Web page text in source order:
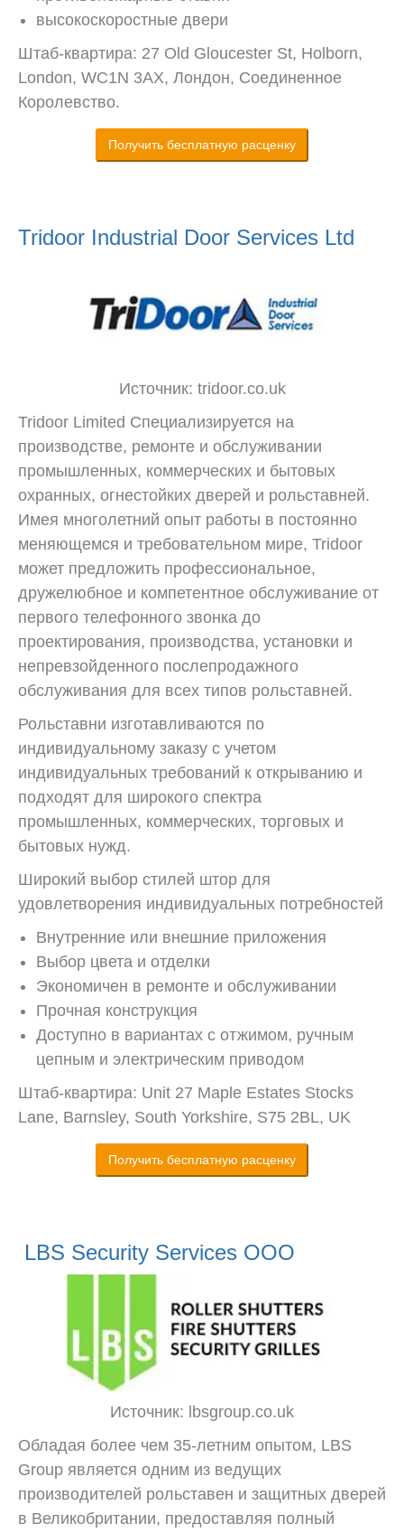
высокоскоростные двери
Штаб-квартира: 27 Old Gloucester St, Holborn,
London, WC1N 3AX, Лондон, Соединенное
Королевство.
Получить бесплатную расценку
Tridoor Industrial Door Services Ltd
Источник: tridoor.co.uk
Tridoor Limited Специализируется на
производстве, ремонте и обслуживании
промышленных, коммерческих и бытовых
охранных, огнестойких дверей и рольставней.
Имея многолетний опыт работы в постоянно
меняющемся и требовательном мире, Tridoor
может предложить профессиональное,
дружелюбное и компетентное обслуживание от
первого телефонного звонка до
проектирования, производства, установки и
непревзойденного послепродажного
обслуживания для всех типов рольставней.
Рольставни изготавливаются по
индивидуальному заказу с учетом
индивидуальных требований к открыванию и
подходят для широкого спектра
промышленных, коммерческих, торговых и
бытовых нужд.
Широкий выбор стилей штор для
удовлетворения индивидуальных потребностей
Внутренние или внешние приложения
Выбор цвета и отделки
Экономичен в ремонте и обслуживании
Прочная конструкция
Доступно в вариантах с отжимом, ручным
цепным и электрическим приводом
Штаб-квартира: Unit 27 Maple Estates Stocks
Lane, Barnsley, South Yorkshire, S75 2BL, UK
Получить бесплатную расценку
LBS Security Services ООО
Источник: lbsgroup.co.uk
Обладая более чем 35-летним опытом, LBS
Group является одним из ведущих
производителей рольставен и защитных дверей
в Великобритании, предоставляя полный